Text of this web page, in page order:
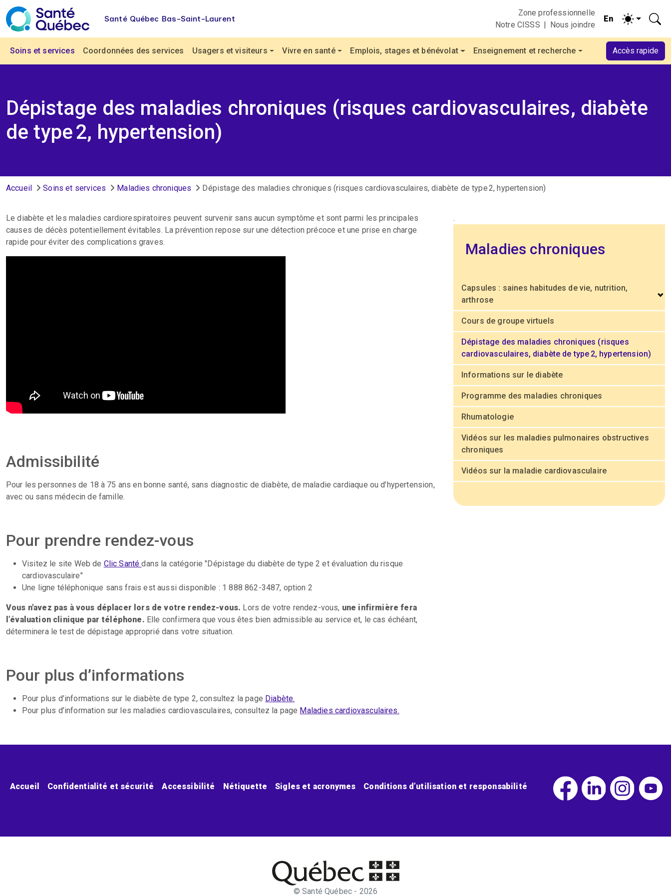
Aller au contenu principal
Santé Québec Bas-Saint-Laurent
Zone professionnelle
Notre CISSS
Nous joindre
Navigation principale
Soins et services Coordonnées des services Usagers et visiteurs Vivre en santé Emplois, stages et bénévolat Enseignement et recherche Accès rapide
Dépistage des maladies chroniques (risques cardiovasculaires, diabète
de type 2, hypertension)
Fil d'Ariane
Accueil Soins et services Maladies chroniques Dépistage des maladies chroniques (risques cardiovasculaires, diabète de type 2, hypertension)
Le diabète et les maladies cardiorespiratoires peuvent survenir sans aucun symptôme et sont parmi les principales
causes de décès potentiellement évitables. La prévention repose sur une détection précoce et une prise en charge
rapide pour éviter des complications graves.
Admissibilité
Pour les personnes de 18 à 75 ans en bonne santé, sans diagnostic de diabète, de maladie cardiaque ou d’hypertension,
avec ou sans médecin de famille.
Pour prendre rendez-vous
Visitez le site Web de Clic Santédans la catégorie "Dépistagedu diabète de type 2 et évaluation du risque
cardiovasculaire"
Une ligne téléphonique sans frais est aussi disponible : 1 888 862-3487, option 2
Vous n'avez pas à vous déplacer lors de votre rendez-vous. Lors de votre rendez-vous, une infirmière fera
l’évaluation clinique par téléphone. Elle confirmera que vous êtes bien admissible au service et, le cas échéant,
déterminera le test de dépistage approprié dans votre situation.
Pour plus d’informations
Pour plus d’informations sur le diabète de type 2, consultez la page Diabète.
Pour plus d’information sur les maladies cardiovasculaires, consultez la page Maladies cardiovasculaires.
.
Maladies chroniques
Capsules : saines habitudes de vie, nutrition,
arthrose
Cours de groupe virtuels
Dépistage des maladies chroniques (risques
cardiovasculaires, diabète de type 2, hypertension)
Informations sur le diabète
Programme des maladies chroniques
Rhumatologie
Vidéos sur les maladies pulmonaires obstructives
chroniques
Vidéos sur la maladie cardiovasculaire
Menu pied de page
Accueil Confidentialité et sécurité Accessibilité Nétiquette Sigles et acronymes Conditions d’utilisation et responsabilité
© Santé Québec - 2026